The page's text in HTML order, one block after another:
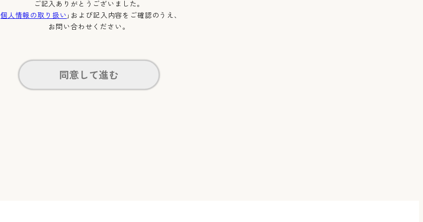
ご記入ありがとうございました。
個人情報の取り扱い ｣および記入内容をご確認のうえ、
お問い合わせください。
同意して進む